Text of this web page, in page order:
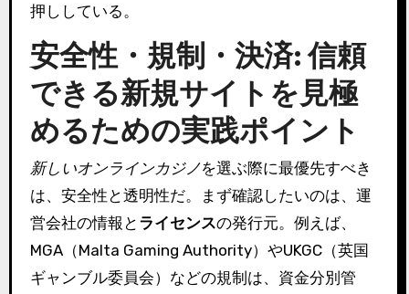
押ししている。
安全性・規制・決済: 信頼
できる新規サイトを見極
めるための実践ポイント
新しいオンラインカジノを選ぶ際に最優先すべき
は、安全性と透明性だ。まず確認したいのは、運
営会社の情報と ライセンスの発行元。例えば、
MGA（Malta Gaming Authority）やUKGC（英国
ギャンブル委員会）などの規制は、資金分別管